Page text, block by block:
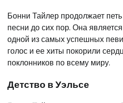
Бонни Тайлер продолжает
песни до сих пор. Она
одной из самых успешных
голос и ее хиты покорили
поклонников по всему миру.
Детство в Уэльсе